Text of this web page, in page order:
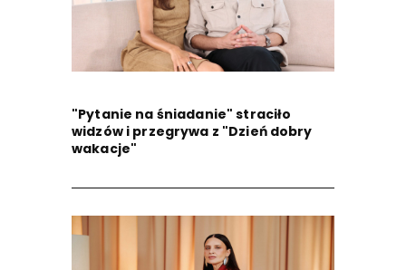
"Pytanie na śniadanie" straciło
widzów i przegrywa z "Dzień dobry
wakacje"